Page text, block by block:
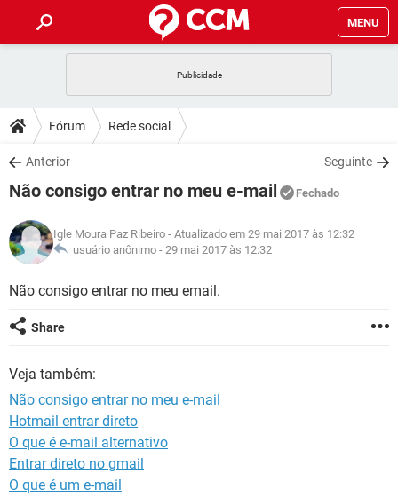
MENU
CELULAR
OUTLOOK
INSTAGRAM GMAIL
GUIA DE COMPRAS
DICAS
JOGOS
INSTAGRAM GMAIL
GUIA DE COMPRAS
DOWNLOADS
JOGOS WHATSAPP
CELULAR
OUTLOOK EXCEL
INSTAGRAM GMAIL
JOGOS WHATSAPP
CELULAR
OUTLOOK EXCEL
INSTAGRAM
GLOSSÁRIO
JOGOS WHATSAPP
INSTAGRAM
GUIA DE COMPRAS
Fórum Rede social
Anterior Seguinte
Não consigo entrar no meu e-mail Fechado
Igle Moura Paz Ribeiro - Atualizado em 29 mai 2017 às 12:32
usuário anônimo - 29 mai 2017 às 12:32
Não consigo entrar no meu email.
Share
Veja também:
Não consigo entrar no meu e-mail
Hotmail entrar direto
O que é e-mail alternativo
Entrar direto no gmail
O que é um e-mail